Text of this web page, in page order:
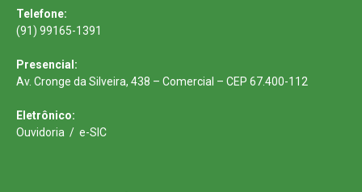
Telefone:
(91) 99165-1391
Presencial:
Av. Cronge da Silveira, 438 – Comercial – CEP 67.400-112
Eletrônico:
Ouvidoria / e-SIC